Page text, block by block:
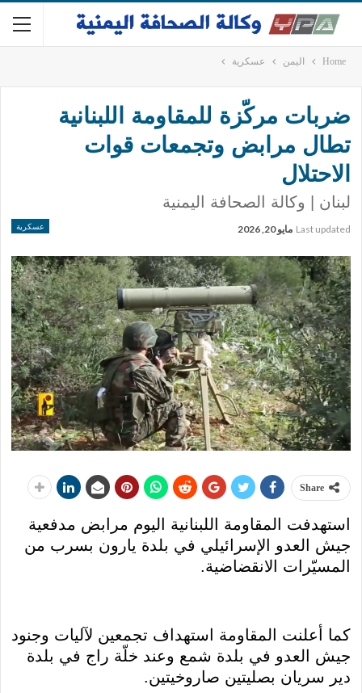
Home اليمن عسكرية
ضربات مركّزة للمقاومة اللبنانية
تطال مرابض وتجمعات قوات
الاحتلال
لبنان | وكالة الصحافة اليمنية
عسكرية Last updated مايو 20, 2026
Share
استهدفت المقاومة اللبنانية اليوم مرابض مدفعية
جيش العدو الإسرائيلي في بلدة يارون بسرب من
المسيّرات الانقضاضية.
كما أعلنت المقاومة استهداف تجمعين لآليات وجنود
جيش العدو في بلدة شمع وعند خلّة راج في بلدة
دير سريان بصليتين صاروخيتين.